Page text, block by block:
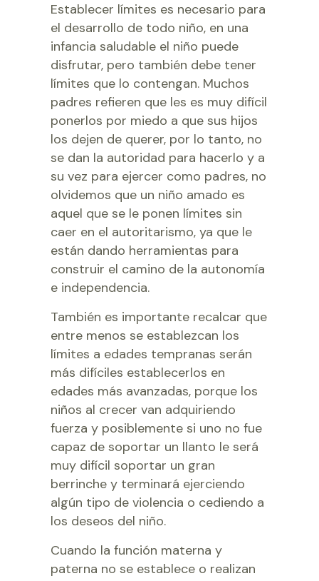
Establecer límites es necesario para
el desarrollo de todo niño, en una
infancia saludable el niño puede
disfrutar, pero también debe tener
límites que lo contengan. Muchos
padres refieren que les es muy difícil
ponerlos por miedo a que sus hijos
los dejen de querer, por lo tanto, no
se dan la autoridad para hacerlo y a
su vez para ejercer como padres, no
olvidemos que un niño amado es
aquel que se le ponen límites sin
caer en el autoritarismo, ya que le
están dando herramientas para
construir el camino de la autonomía
e independencia.
También es importante recalcar que
entre menos se establezcan los
límites a edades tempranas serán
más difíciles establecerlos en
edades más avanzadas, porque los
niños al crecer van adquiriendo
fuerza y posiblemente si uno no fue
capaz de soportar un llanto le será
muy difícil soportar un gran
berrinche y terminará ejerciendo
algún tipo de violencia o cediendo a
los deseos del niño.
Cuando la función materna y
paterna no se establece o realizan